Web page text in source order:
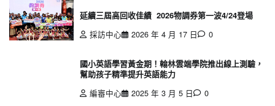
延續三屆高回收佳績 2026物調券第一波4/24登場
採訪中心
2026 年 4 月 17 日 0
國小英語學習黃金期！翰林雲端學院推出線上測驗，
幫助孩子精準提升英語能力
編審中心
2025 年 3 月 5 日 0